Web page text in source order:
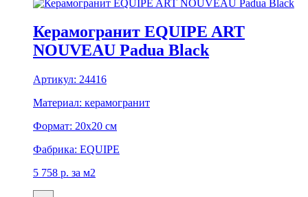
Керамогранит EQUIPE ART
NOUVEAU Padua Black
Артикул: 24416
Материал: керамогранит
Формат: 20x20 см
Фабрика: EQUIPE
5 758 р. за м2